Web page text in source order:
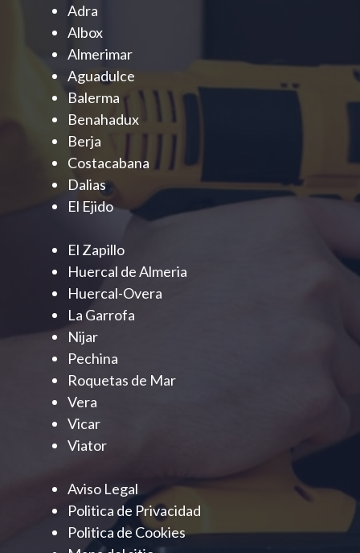
Adra
Albox
Almerimar
Aguadulce
Balerma
Benahadux
Berja
Costacabana
Dalias
El Ejido
El Zapillo
Huercal de Almeria
Huercal-Overa
La Garrofa
Nijar
Pechina
Roquetas de Mar
Vera
Vicar
Viator
Aviso Legal
Politica de Privacidad
Politica de Cookies